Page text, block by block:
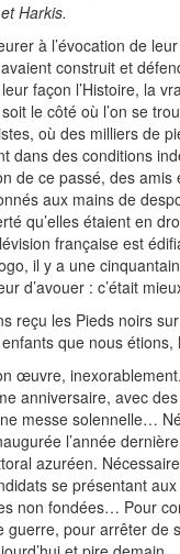
Harkis.
à l’évocation de
construit et
façon l’Histoire, la
le côté où l’on se
où des milliers de
dans des conditions
de ce passé, des
aux mains de
qu’elles étaient en
française est
il y a une
d’avouer : c’était
reçu les Pieds noirs
que nous
œuvre,
anniversaire, avec
messe solennelle…
l’année
azuréen.
se présentant
non fondées… Pour
pour arrêter